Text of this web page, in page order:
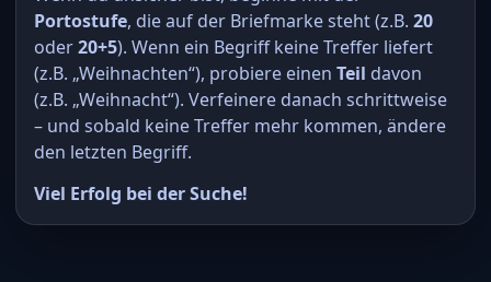
Portostufe, die auf der Briefmarke steht (z.B. 20
oder20+5). Wenn ein Begriff keine Treffer liefert
(z.B. „Weihnachten“), probiere einen Teil davon
(z.B. „Weihnacht“). Verfeinere danach schrittweise
– und sobald keine Treffer mehr kommen, ändere
den letzten Begriff.
Viel Erfolg bei der Suche!